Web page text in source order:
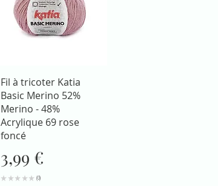
Aperçu rapide
Fil à tricoter Katia
Basic Merino 52%
Merino - 48%
Acrylique 69 rose
foncé
Prix
3,99 €
★ ★ ★ ★ ★ 0
0